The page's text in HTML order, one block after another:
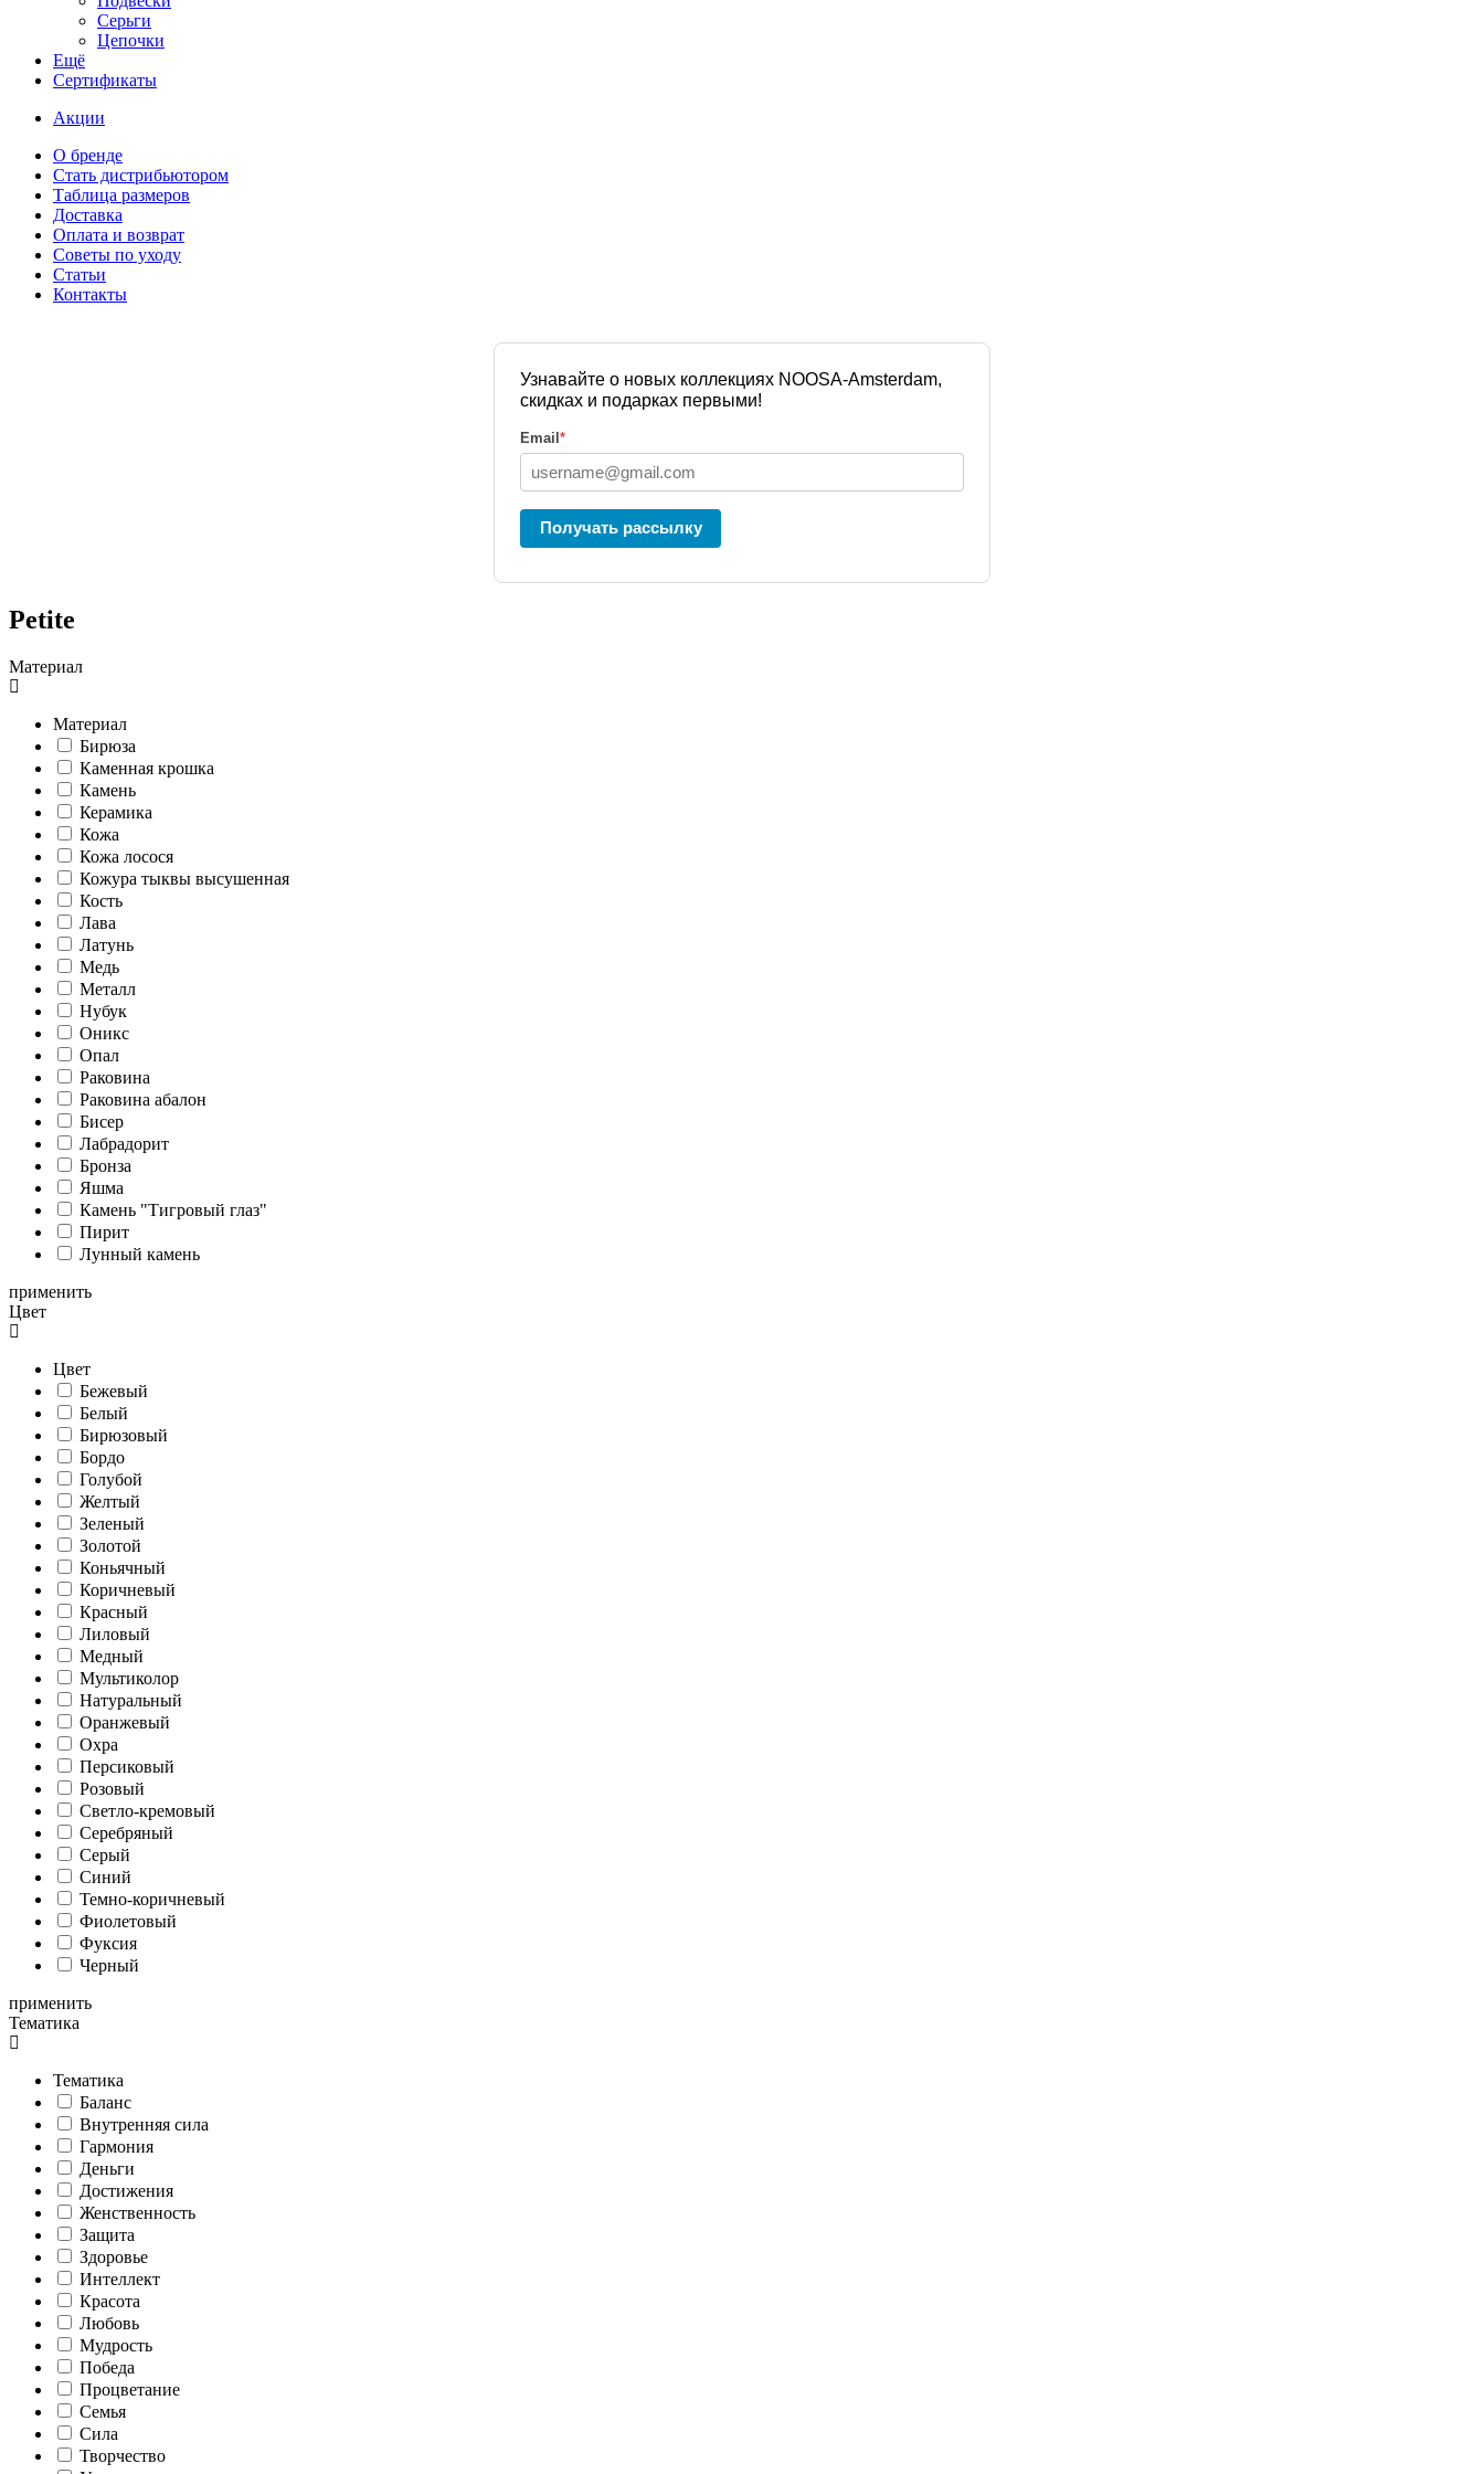
Серьги
Цепочки
Ещё
Сертификаты
Акции
О бренде
Стать дистрибьютором
Таблица размеров
Доставка
Оплата и возврат
Советы по уходу
Статьи
Контакты
Узнавайте о новых коллекциях NOOSA-Amsterdam,
скидках и подарках первыми!
Email *
Получать рассылку
Petite
Материал
Материал
Бирюза
Каменная крошка
Камень
Керамика
Кожа
Кожа лосося
Кожура тыквы высушенная
Кость
Лава
Латунь
Медь
Металл
Нубук
Оникс
Опал
Раковина
Раковина абалон
Бисер
Лабрадорит
Бронза
Яшма
Камень "Тигровый глаз"
Пирит
Лунный камень
применить
Цвет
Цвет
Бежевый
Белый
Бирюзовый
Бордо
Голубой
Желтый
Зеленый
Золотой
Коньячный
Коричневый
Красный
Лиловый
Медный
Мультиколор
Натуральный
Оранжевый
Охра
Персиковый
Розовый
Светло-кремовый
Серебряный
Серый
Синий
Темно-коричневый
Фиолетовый
Фуксия
Черный
применить
Тематика
Тематика
Баланс
Внутренняя сила
Гармония
Деньги
Достижения
Женственность
Защита
Здоровье
Интеллект
Красота
Любовь
Мудрость
Победа
Процветание
Семья
Сила
Творчество